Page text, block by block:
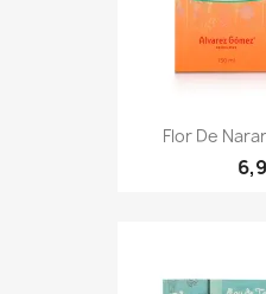
Flor De